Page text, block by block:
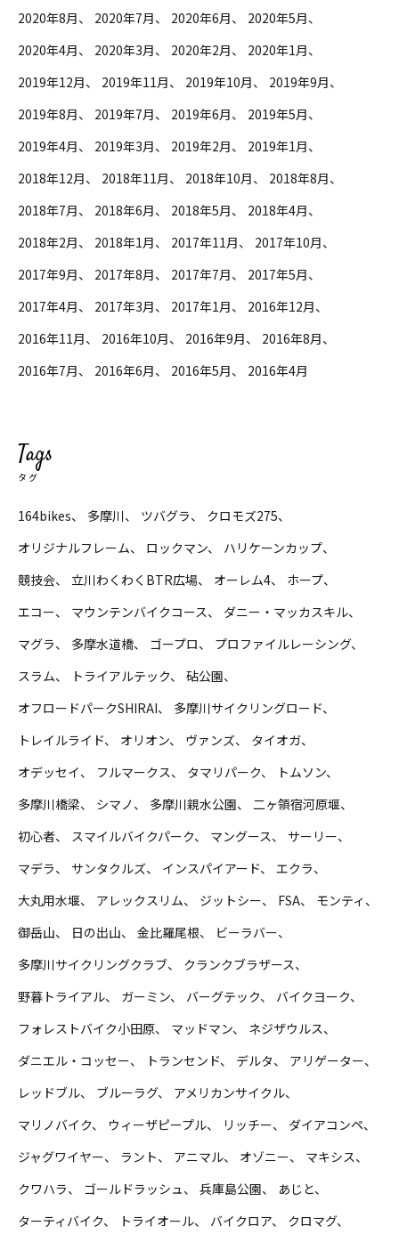
2020年8月 2020年7月 2020年6月
2020年5月
2020年4月
2020年3月 2020年2月
2020年1月
2019年12月
2019年11月 2019年10月
2019年9月
2019年8月
2019年7月 2019年6月
2019年5月
2019年4月
2019年3月 2019年2月
2019年1月
2018年12月
2018年11月 2018年10月
2018年8月
2018年7月
2018年6月 2018年5月
2018年4月
2018年2月
2018年1月 2017年11月
2017年10月
2017年9月
2017年8月 2017年7月
2017年5月
2017年4月
2017年3月 2017年1月
2016年12月
2016年11月
2016年10月 2016年9月
2016年8月
2016年7月
2016年6月 2016年5月 2016年4月
Tags
タグ
164bikes 多摩川 ツバグラ
クロモズ275
オリジナルフレーム
ロックマン
ハリケーンカップ
競技会
立川わくわくBTR広場 オーレム4
ホープ
エコー
マウンテンバイクコース
ダニー・マッカスキル
マグラ
多摩水道橋 ゴープロ
プロファイルレーシング
スラム
トライアルテック
砧公園
オフロードパークSHIRAI
多摩川サイクリングロード
トレイルライド
オリオン ヴァンズ
タイオガ
オデッセイ
フルマークス タマリパーク
トムソン
多摩川橋梁
シマノ 多摩川親水公園
二ヶ領宿河原堰
初心者
スマイルバイクパーク マングース
サーリー
マデラ
サンタクルズ インスパイアード
エクラ
大丸用水堰
アレックスリム ジットシー FSA
モンティ
御岳山
日の出山 金比羅尾根
ビーラバー
多摩川サイクリングクラブ
クランクブラザース
野暮トライアル
ガーミン バーグテック
バイクヨーク
フォレストバイク小田原
マッドマン
ネジザウルス
ダニエル・コッセー
トランセンド デルタ
アリゲーター
レッドブル
ブルーラグ
アメリカンサイクル
マリノバイク
ウィーザピープル リッチー
ダイアコンペ
ジャグワイヤー
ラント アニマル オゾニー
マキシス
クワハラ
ゴールドラッシュ 兵庫島公園
あじと
ターティバイク
トライオール バイクロア
クロマグ